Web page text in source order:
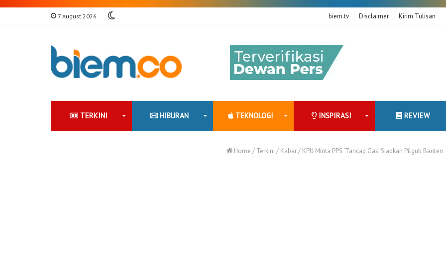
7 August 2026 biem.tv Disclaimer Kirim Tulisan
TERKINI HIBURAN TEKNOLOGI INSPIRASI REVIEW
Home / Terkini / Kabar / KPU Minta PPS ‘Tancap Gas’ Siapkan Pilgub Banten